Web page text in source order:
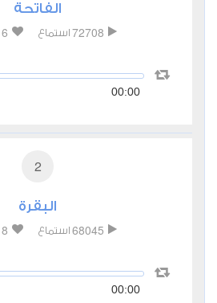
الفاتحة
72708 استماع 6
00:00
2
البقرة
68045 استماع 8
00:00